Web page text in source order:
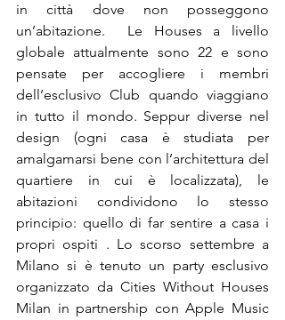
in città dove non posseggono
un’abitazione.  Le Houses a livello
globale attualmente sono 22 e sono
pensate per accogliere i membri
dell’esclusivo Club quando viaggiano
in tutto il mondo. Seppur diverse nel
design (ogni casa è studiata per
amalgamarsi bene con l’architettura del
quartiere in cui è localizzata), le
abitazioni condividono lo stesso
principio: quello di far sentire a casa i
propri ospiti . Lo scorso settembre a
Milano si è tenuto un party esclusivo
organizzato da Cities Without Houses
Milan in partnership con Apple Music